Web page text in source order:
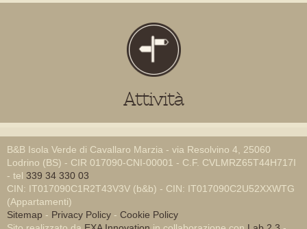
Attività
B&B Isola Verde di Cavallaro Marzia - via Resolvino 4, 25060
Lodrino (BS) - CIR 017090-CNI-00001 - C.F. CVLMRZ65T44H717I
- tel 339 34 330 03
CIN: IT017090C1R2T43V3V (b&b) - CIN: IT017090C2U52XXWTG
(Appartamenti)
Sitemap - Privacy Policy - Cookie Policy